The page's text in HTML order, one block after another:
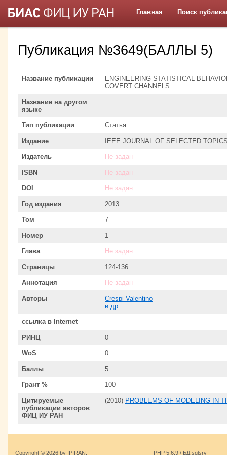
Главная Поиск
Публикация №3649(БАЛЛЫ 5)
Название публикации
ENGINEERING STATISTICAL
COVERT CHANNELS
Название на другом
языке
Тип публикации Статья
Издание IEEE JOURNAL OF SELECTED
Издатель Не задан
ISBN Не задан
DOI Не задан
Год издания 2013
Том 7
Номер 1
Глава Не задан
Страницы 124-136
Аннотация Не задан
Авторы
Crespi Valentino
и др.
ссылка в Internet
РИНЦ 0
WoS 0
Баллы 5
Грант % 100
Цитируемые
публикации авторов
ФИЦ ИУ РАН
(2010) PROBLEMS OF MODELING IN
Copyright © 2026 by IPIRAN.
PHP 5.6.9 / БД sqlsrv